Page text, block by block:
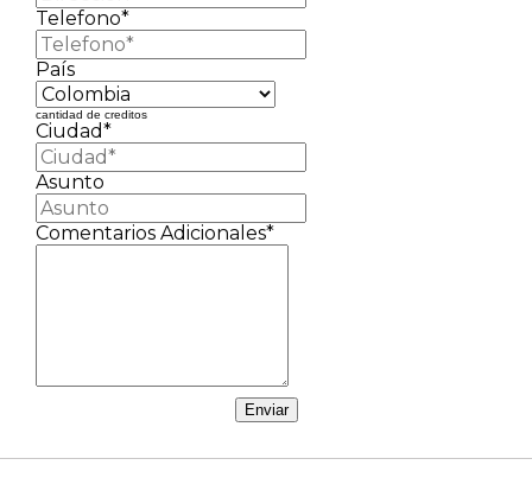
Telefono*
País
cantidad de creditos
Ciudad*
Asunto
Comentarios Adicionales*
Enviar